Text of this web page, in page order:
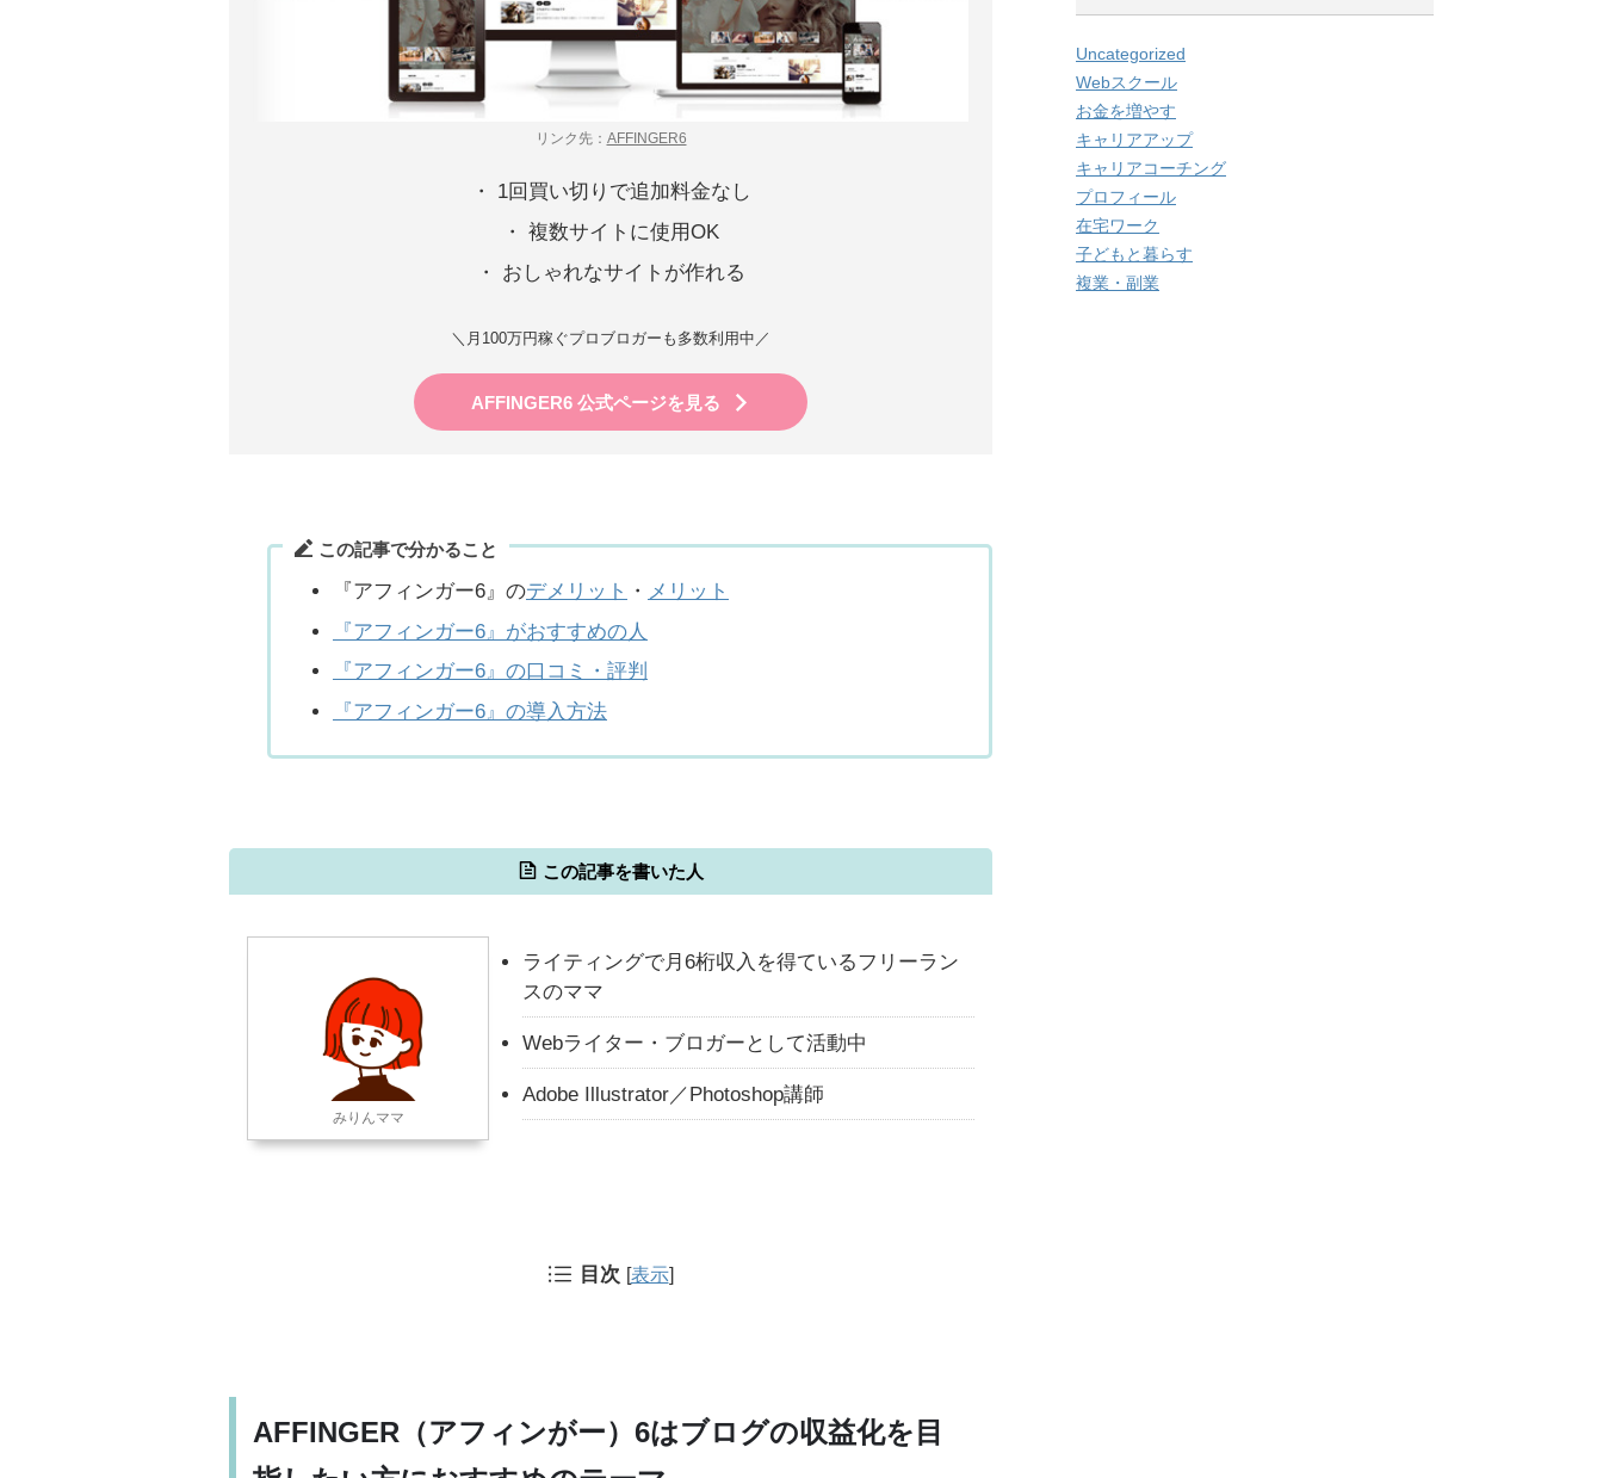
リンク先： AFFINGER6
・ 1回買い切りで追加料金なし
・ 複数サイトに使用OK
・ おしゃれなサイトが作れる
＼月100万円稼ぐプロブロガーも多数利用中／
AFFINGER6 公式ページを見る
この記事で分かること
『アフィンガー6』のデメリット ・ メリット
『アフィンガー6』がおすすめの人
『アフィンガー6』の口コミ・評判
『アフィンガー6』の導入方法
この記事を書いた人
みりんママ
ライティングで月6桁収入を得ているフリーラン
スのママ
Webライター・ブロガーとして活動中
Adobe Illustrator／Photoshop講師
目次 [表示]
AFFINGER（アフィンがー）6はブログの収益化を目
Uncategorized
Webスクール
お金を増やす
キャリアアップ
キャリアコーチング
プロフィール
在宅ワーク
子どもと暮らす
複業・副業